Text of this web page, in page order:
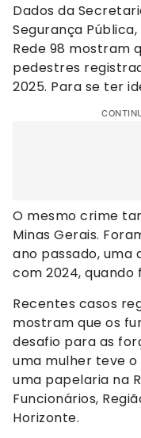
Dados da
Segurança
Rede 98 mostram
pedestres
2025. Para se ter
O mesmo crime
Minas Gerais.
ano passado, uma
com 2024, quando
Recentes casos
mostram que os
desafio para as
uma mulher teve
uma papelaria na
Funcionários,
Horizonte.